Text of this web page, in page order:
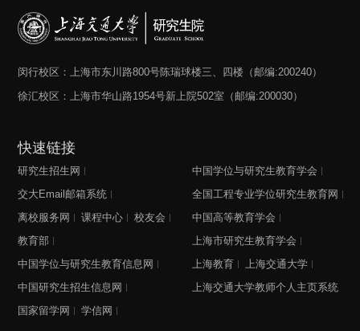
闵行校区：上海市东川路800号陈瑞球楼三、四楼（邮编:200240）
徐汇校区：上海市华山路1954号新上院502室（邮编:200030）
快速链接
研究生招生网
交大Email邮箱系统
离校服务网
课程中心
校友会
教育部
中国学位与研究生教育信息网
中国研究生招生信息网
国家留学网
学信网
中国学位与研究生教育学会
全国工程专业学位研究生教育网
中国高等教育学会
上海市研究生教育学会
上海教育
上海交通大学
上海交通大学教师个人主页系统